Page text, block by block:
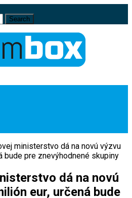
ministerstvo dá na novú výzvu
bude pre znevýhodnené skupiny
dá na novú
eur, určená bude